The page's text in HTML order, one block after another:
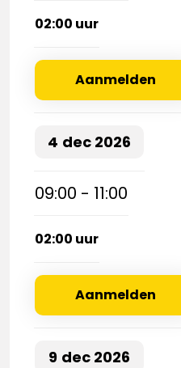
02:00 uur
Aanmelden
4 dec 2026
09:00 - 11:00
02:00 uur
Aanmelden
9 dec 2026